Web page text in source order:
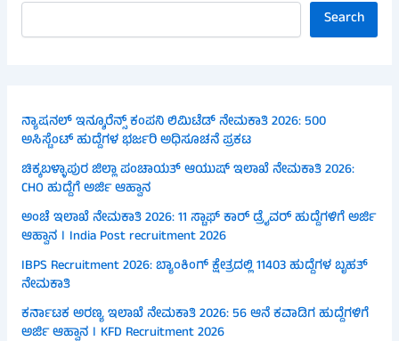
Search
ನ್ಯಾಷನಲ್ ಇನ್ಶೂರೆನ್ಸ್ ಕಂಪನಿ ಲಿಮಿಟೆಡ್ ನೇಮಕಾತಿ 2026: 500
ಅಸಿಸ್ಟೆಂಟ್ ಹುದ್ದೆಗಳ ಭರ್ಜರಿ ಅಧಿಸೂಚನೆ ಪ್ರಕಟ
ಚಿಕ್ಕಬಳ್ಳಾಪುರ ಜಿಲ್ಲಾ ಪಂಚಾಯತ್ ಆಯುಷ್ ಇಲಾಖೆ ನೇಮಕಾತಿ 2026:
CHO ಹುದ್ದೆಗೆ ಅರ್ಜಿ ಆಹ್ವಾನ
ಅಂಚೆ ಇಲಾಖೆ ನೇಮಕಾತಿ 2026: 11 ಸ್ಟಾಫ್ ಕಾರ್ ಡ್ರೈವರ್ ಹುದ್ದೆಗಳಿಗೆ ಅರ್ಜಿ
ಆಹ್ವಾನ । India Post recruitment 2026
IBPS Recruitment 2026: ಬ್ಯಾಂಕಿಂಗ್ ಕ್ಷೇತ್ರದಲ್ಲಿ 11403 ಹುದ್ದೆಗಳ ಬೃಹತ್
ನೇಮಕಾತಿ
ಕರ್ನಾಟಕ ಅರಣ್ಯ ಇಲಾಖೆ ನೇಮಕಾತಿ 2026: 56 ಆನೆ ಕವಾಡಿಗ ಹುದ್ದೆಗಳಿಗೆ
ಅರ್ಜಿ ಆಹ್ವಾನ । KFD Recruitment 2026